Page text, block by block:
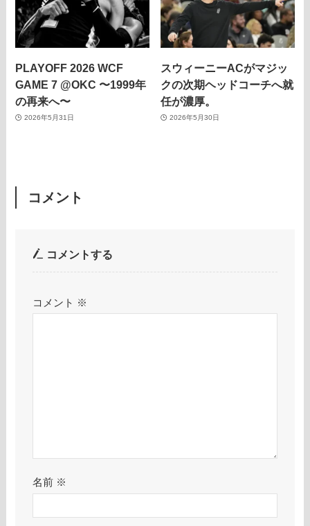
PLAYOFF 2026 WCF
GAME 7 @OKC 〜1999年
の再来へ〜
2026年5月31日
スウィーニーACがマジッ
クの次期ヘッドコーチへ就
任が濃厚。
2026年5月30日
コメント
コメントする
コメント ※
名前 ※